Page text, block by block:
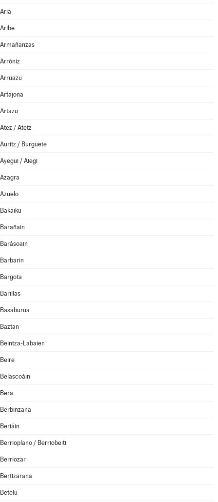
Aria
Aribe
Armañanzas
Arróniz
Arruazu
Artajona
Artazu
Atez / Atetz
Auritz / Burguete
Ayegui / Aiegi
Azagra
Azuelo
Bakaiku
Barañain
Barásoain
Barbarin
Bargota
Barillas
Basaburua
Baztan
Beintza-Labaien
Beire
Belascoáin
Bera
Berbinzana
Beriáin
Berrioplano / Berriobeiti
Berriozar
Bertizarana
Betelu